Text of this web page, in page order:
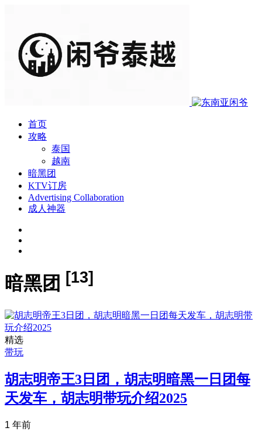
首页
攻略
泰国
越南
暗黑团
KTV订房
Advertising Collaboration
成人神器
暗黑团 [13]
精选
带玩
胡志明帝王3日团，胡志明暗黑一日团每
天发车，胡志明带玩介绍2025
1 年前